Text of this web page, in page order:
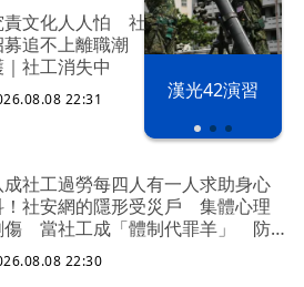
漢光42演習
責文化人人怕 社福缺口拉警報
募追不上離職潮 低薪過勞誰來守
社工消失中
22:31
成社工過勞每四人有一人求助身心
！社安網的隱形受災戶 集體心理
傷 當社工成「體制代罪羊」 防
性社工不敢多做無奈趨勢？耗竭殆
的社安網危機｜社工消失中
22:30